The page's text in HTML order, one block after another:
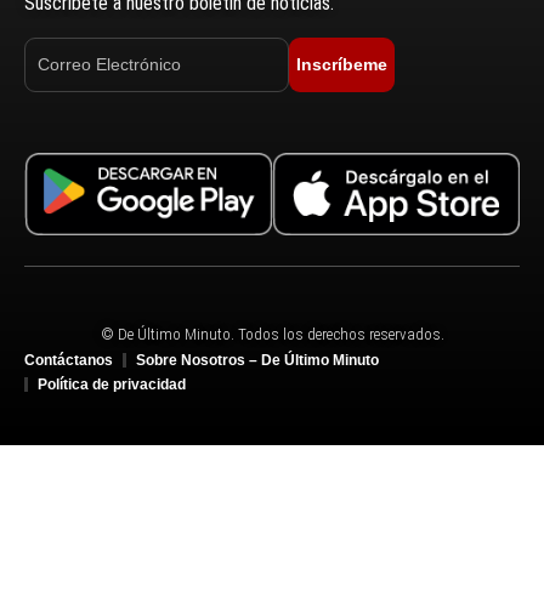
Inscríbeme
© De Último Minuto. Todos los derechos reservados.
Contáctanos
Sobre Nosotros – De Último Minuto
Política de privacidad